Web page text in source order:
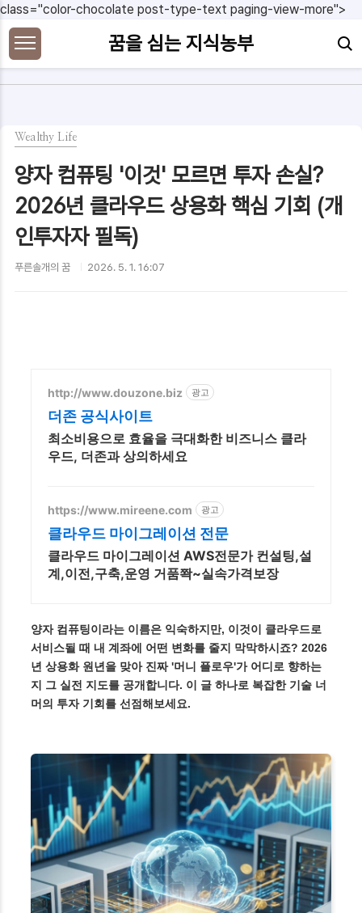
class="color-chocolate post-type-text paging-view-more">
본문 바로가기
꿈을 심는 지식농부
Wealthy Life
양자 컴퓨팅 '이것' 모르면 투자 손실?
2026년 클라우드 상용화 핵심 기회 (개
인투자자 필독)
푸른솔개의 꿈 2026. 5. 1. 16:07
http://www.douzone.biz 광고
더존 공식사이트
최소비용으로 효율을 극대화한 비즈니스 클라
우드, 더존과 상의하세요
https://www.mireene.com 광고
클라우드 마이그레이션 전문
클라우드 마이그레이션 AWS전문가 컨설팅,설
계,이전,구축,운영 거품쫙~실속가격보장
양자 컴퓨팅이라는 이름은 익숙하지만, 이것이 클라우드로
서비스될 때 내 계좌에 어떤 변화를 줄지 막막하시죠? 2026
년 상용화 원년을 맞아 진짜 '머니 플로우'가 어디로 향하는
지 그 실전 지도를 공개합니다. 이 글 하나로 복잡한 기술 너
머의 투자 기회를 선점해보세요.